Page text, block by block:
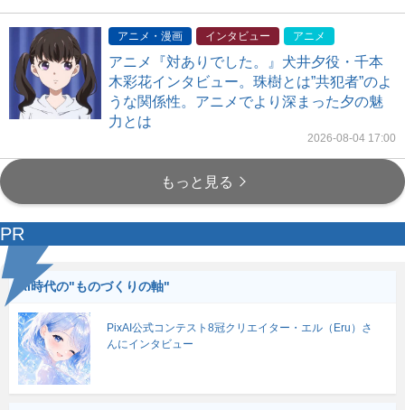
アニメ・漫画 インタビュー アニメ
アニメ『対ありでした。』犬井夕役・千本
木彩花インタビュー。珠樹とは”共犯者”のよ
うな関係性。アニメでより深まった夕の魅
力とは
2026-08-04 17:00
もっと見る
PR
AI時代の"ものづくりの軸"
PixAI公式コンテスト8冠クリエイター・エル（Eru）さ
んにインタビュー